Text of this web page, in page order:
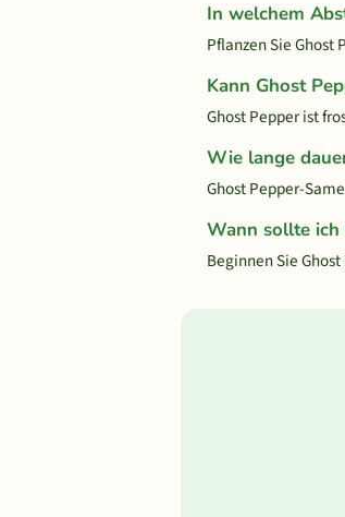
In welchem
Pflanzen Sie
Kann Ghost
Ghost Pepper ist
Wie lange
Ghost Pepper-
Wann sollte ich
Beginnen Sie